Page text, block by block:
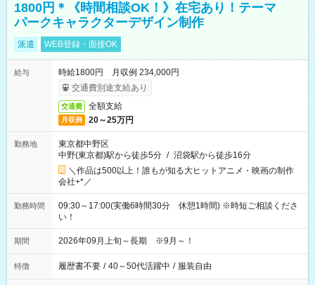
1800円＊《時間相談OK！》在宅あり！テーマ
パークキャラクターデザイン制作
派遣 WEB登録・面接OK
給与
時給1800円 月収例 234,000円
交通費別途支給あり
交通費 全額支給
月収例 20～25万円
勤務地
東京都中野区
中野(東京都)駅から徒歩5分 / 沼袋駅から徒歩16分
＼作品は500以上！誰もが知る大ヒットアニメ・映画の制作
会社+*／
勤務時間
09:30～17:00(実働6時間30分 休憩1時間) ※時短ご相談くださ
い！
期間 2026年09月上旬～長期 ※9月～！
特徴 履歴書不要 / 40～50代活躍中 / 服装自由